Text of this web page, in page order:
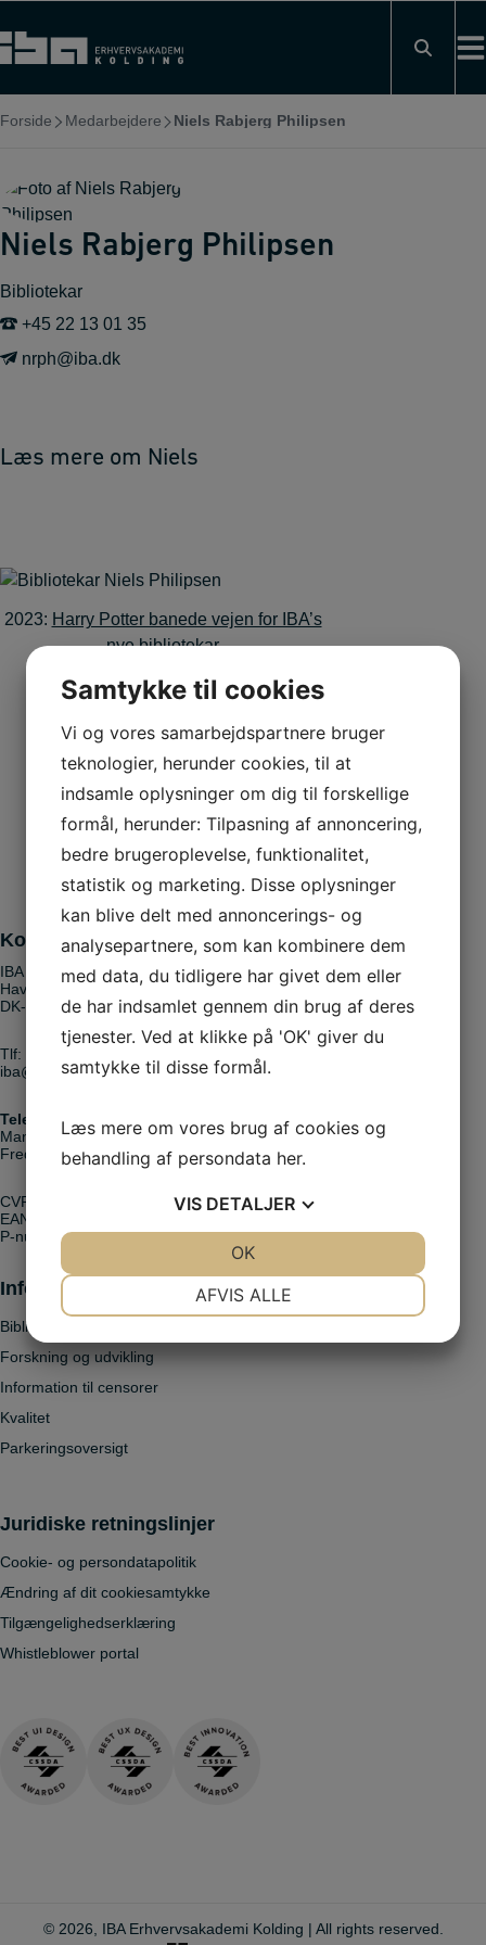
til
indholdet
Forside Medarbejdere Niels Rabjerg Philipsen
Niels Rabjerg Philipsen
Bibliotekar
+45 22 13 01 35
nrph@iba.dk
Læs mere om Niels
2023: Harry Potter banede vejen for IBA’s
nye bibliotekar
Kontaktinfo
IBA Erhvervsakademi Kolding
Havneparken 1
DK-6000 Kolding
Tlf:
iba@iba.dk
Telefontider:
Mandag - torsdag: 08.00 - 14.00
Fredag: 08.00 - 13.00
CVR: 31642124
EAN: 5798000560260
P-nummer: 1014693609
Information
Bibliotek
Forskning og udvikling
Information til censorer
Kvalitet
Parkeringsoversigt
Juridiske retningslinjer
Cookie- og persondatapolitik
Ændring af dit cookiesamtykke
Tilgængelighedserklæring
Whistleblower portal
© 2026, IBA Erhvervsakademi Kolding | All rights reserved.
Samtykke til cookies
Vi og vores samarbejdspartnere bruger
teknologier, herunder cookies, til at
indsamle oplysninger om dig til forskellige
formål, herunder: Tilpasning af annoncering,
bedre brugeroplevelse, funktionalitet,
statistik og marketing. Disse oplysninger
kan blive delt med annoncerings- og
analysepartnere, som kan kombinere dem
med data, du tidligere har givet dem eller
de har indsamlet gennem din brug af deres
tjenester. Ved at klikke på 'OK' giver du
samtykke til disse formål.
Læs mere om vores brug af cookies og
behandling af persondata her.
VIS DETALJER
MARKETING
AFVIS ALLE
OK